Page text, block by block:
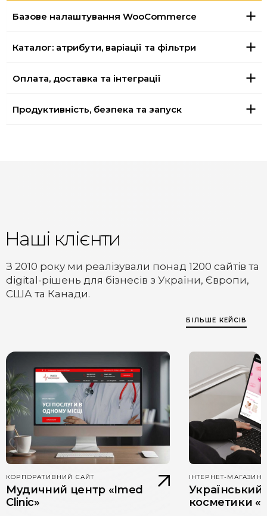
Базове налаштування WooCommerce
Каталог: атрибути, варіації та фільтри
Оплата, доставка та інтеграції
Продуктивність, безпека та запуск
Наші клієнти
З 2010 року ми реалізували понад 1200 сайтів та
digital-рішень для бізнесів з України, Європи,
США та Канади.
БІЛЬШЕ КЕЙСІВ
КОРПОРАТИВНИЙ САЙТ
Мудичний центр «Imed
Clinic»
ІНТЕРНЕТ-МАГАЗИН
косметики